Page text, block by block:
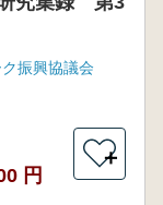
振興協議会
円
＋